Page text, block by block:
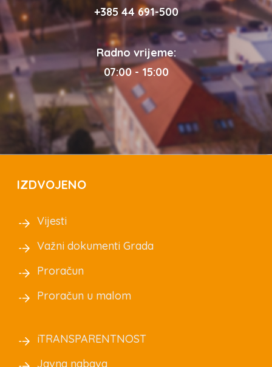
+385 44 691-500
Radno vrijeme:
07:00 - 15:00
IZDVOJENO
Vijesti
Važni dokumenti Grada
Proračun
Proračun u malom
iTRANSPARENTNOST
Javna nabava